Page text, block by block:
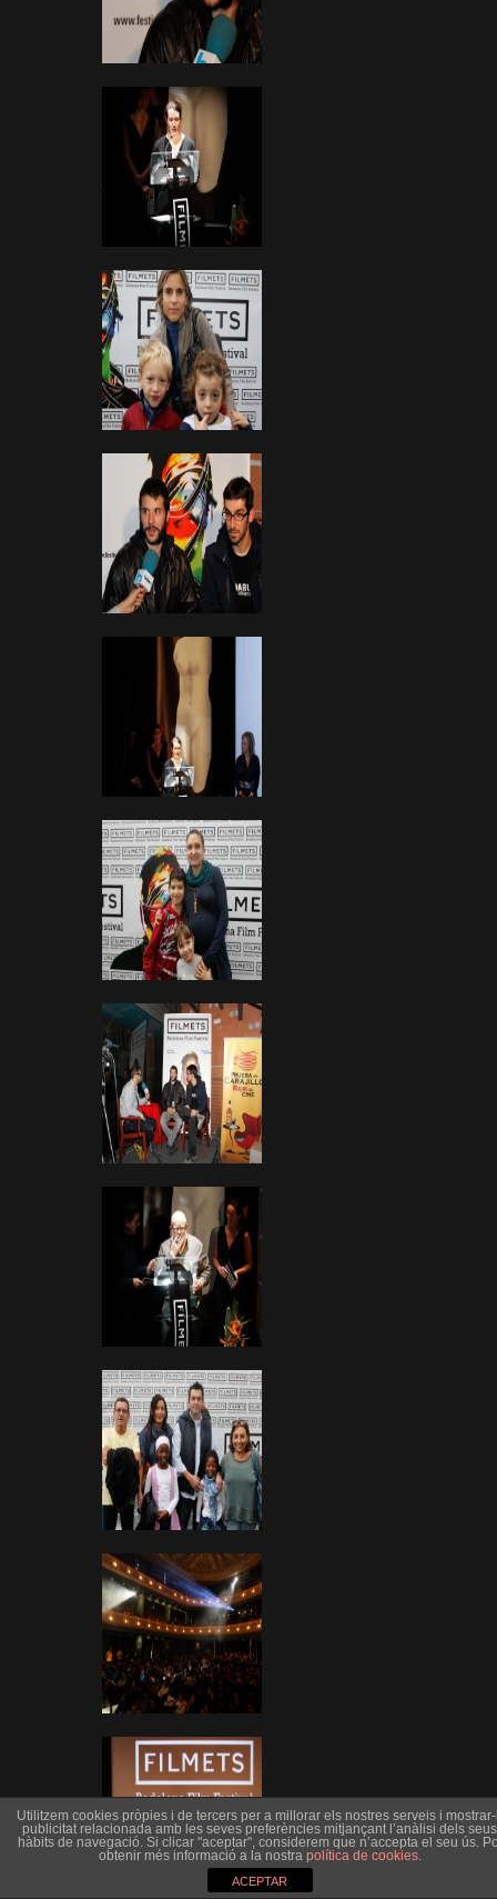
Utilitzem cookies pròpies i de tercers per a millorar els nostres serveis i
publicitat relacionada amb les seves preferències mitjançant l’anàlisi dels seus
hàbits de navegació. Si clicar "aceptar", considerem que n’accepta el seu ús.
obtenir més informació a la nostra política de cookies.
ACEPTAR